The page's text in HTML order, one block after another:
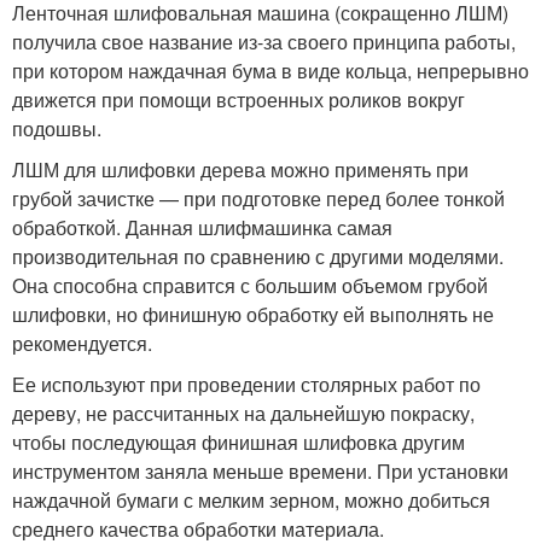
Ленточная шлифовальная машина (сокращенно ЛШМ)
получила свое название из-за своего принципа работы,
при котором наждачная бума в виде кольца, непрерывно
движется при помощи встроенных роликов вокруг
подошвы.
ЛШМ для шлифовки дерева можно применять при
грубой зачистке — при подготовке перед более тонкой
обработкой. Данная шлифмашинка самая
производительная по сравнению с другими моделями.
Она способна справится с большим объемом грубой
шлифовки, но финишную обработку ей выполнять не
рекомендуется.
Ее используют при проведении столярных работ по
дереву, не рассчитанных на дальнейшую покраску,
чтобы последующая финишная шлифовка другим
инструментом заняла меньше времени. При установки
наждачной бумаги с мелким зерном, можно добиться
среднего качества обработки материала.